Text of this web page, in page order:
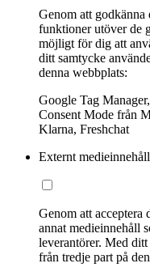
Genom att godkänna
funktioner utöver de
möjligt för dig att
ditt samtycke
denna webbplats:
Google Tag
Consent Mode från
Klarna, Freshchat
Externt medieinnehåll
Genom att acceptera
annat medieinnehåll
leverantörer. Med
från tredje part på